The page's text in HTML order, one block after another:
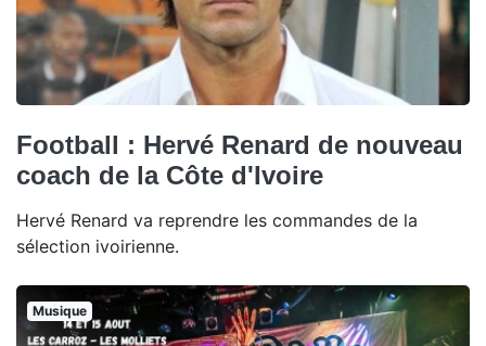
Football : Hervé Renard de nouveau
coach de la Côte d'Ivoire
Hervé Renard va reprendre les commandes de la
sélection ivoirienne.
Musique